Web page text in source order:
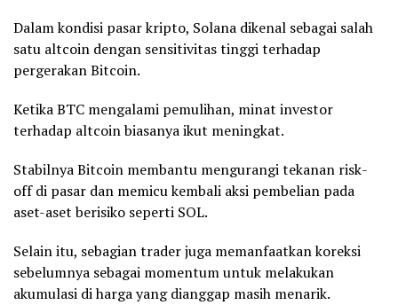
Dalam kondisi pasar kripto, Solana dikenal sebagai salah
satu altcoin dengan sensitivitas tinggi terhadap
pergerakan Bitcoin.
Ketika BTC mengalami pemulihan, minat investor
terhadap altcoin biasanya ikut meningkat.
Stabilnya Bitcoin membantu mengurangi tekanan risk-
off di pasar dan memicu kembali aksi pembelian pada
aset-aset berisiko seperti SOL.
Selain itu, sebagian trader juga memanfaatkan koreksi
sebelumnya sebagai momentum untuk melakukan
akumulasi di harga yang dianggap masih menarik.